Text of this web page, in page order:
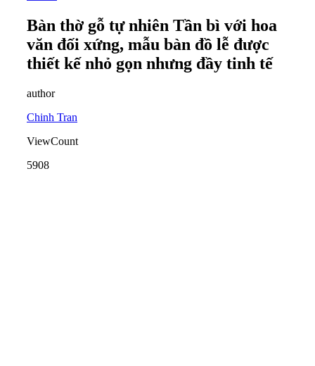
Bàn thờ gỗ tự nhiên Tần bì với hoa
văn đối xứng, mẫu bàn đồ lễ được
thiết kế nhỏ gọn nhưng đầy tinh tế
author
Chinh Tran
ViewCount
5908